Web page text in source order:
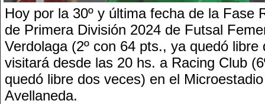
Hoy por la 30º y última fecha de la Fase
de Primera División 2024 de Futsal
Verdolaga (2º con 64 pts., ya quedó libre
visitará desde las 20 hs. a Racing Club
quedó libre dos veces) en el
Avellaneda.